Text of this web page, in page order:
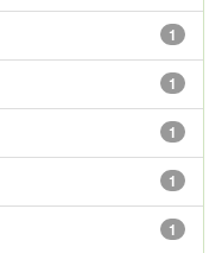
1
1
1
1
1